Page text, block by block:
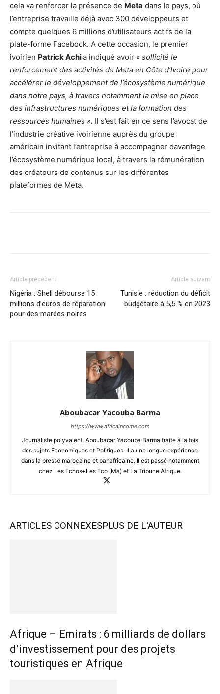
cela va renforcer la présence de Meta dans le pays, où
l’entreprise travaille déjà avec 300 développeurs et
compte quelques 6 millions d’utilisateurs actifs de la
plate-forme Facebook. A cette occasion, le premier
ivoirien Patrick Achia indiqué avoir « sollicité le
renforcement des activités de Meta en Côte d’Ivoire pour
accélérer le développement de l’écosystème numérique
dans notre pays, à travers notamment la mise en place
des infrastructures numériques et la formation des
ressources humaines ». Il s’est fait en ce sens l’avocat de
l’industrie créative ivoirienne auprès du groupe
américain invitant l’entreprise à accompagner davantage
l’écosystème numérique local, à travers la rémunération
des créateurs de contenus sur les différentes
plateformes de Meta.
Article précédent
Nigéria : Shell débourse 15
millions d’euros de réparation
pour des marées noires
Article suivant
Tunisie : réduction du déficit
budgétaire à 5,5 % en 2023
Aboubacar Yacouba Barma
https://www.africaincome.com
Journaliste polyvalent, Aboubacar Yacouba Barma traite à la fois
des sujets Economiques et Politiques. Il a une longue expérience
dans la presse marocaine et panafricaine. Il est passé notamment
chez Les Echos+Les Eco (Ma) et La Tribune Afrique.
ARTICLES CONNEXESPLUS DE L'AUTEUR
Afrique – Emirats : 6 milliards de dollars
d’investissement pour des projets
touristiques en Afrique